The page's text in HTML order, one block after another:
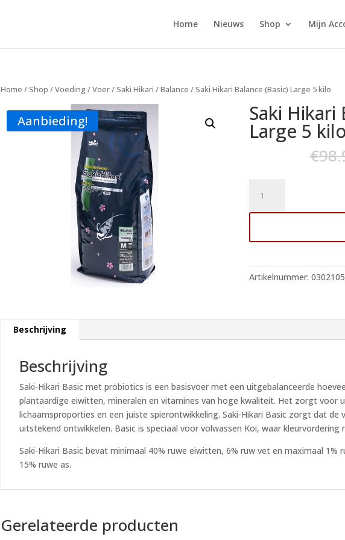
Home Nieuws Shop Mijn
Home /Shop /Voeding /Voer/Saki Hikari /Balance / Saki Hikari Balance (Basic) Large 5 kilo
Aanbieding! Saki Hikari
Large 5 kilo
€
Hikari
Balance
Large
kilo
aantal
Artikelnummer:
Beschrijving
Beschrijving
Saki-Hikari Basic met probiotics is een basisvoer met een uitgebalanceerde
plantaardige eiwitten, mineralen en vitamines van hoge kwaliteit. Het zorgt voor
lichaamsproporties en een juiste spierontwikkeling. Saki-Hikari Basic zorgt dat de
uitstekend ontwikkelen. Basic is speciaal voor volwassen Koi, waar kleurvordering
Saki-Hikari Basic bevat minimaal 40% ruwe eiwitten, 6% ruw vet en maximaal 1%
15% ruwe as.
Gerelateerde producten